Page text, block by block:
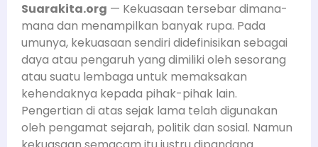
Suarakita.org — Kekuasaan tersebar dimana-
mana dan menampilkan banyak rupa. Pada
umunya, kekuasaan sendiri didefinisikan sebagai
daya atau pengaruh yang dimiliki oleh sesorang
atau suatu lembaga untuk memaksakan
kehendaknya kepada pihak-pihak lain.
Pengertian di atas sejak lama telah digunakan
oleh pengamat sejarah, politik dan sosial. Namun